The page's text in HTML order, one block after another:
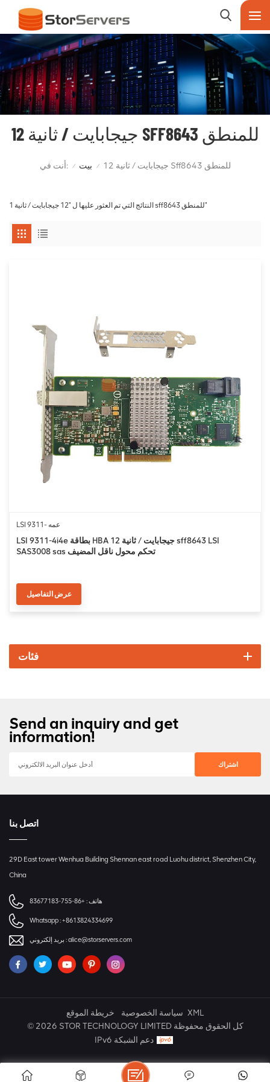
12 جيجابايت / ثانية SFF8643 للمنطق
أنت في: / بيت / 12 جيجابايت / ثانية Sff8643 للمنطق
1 النتائج التي تم العثور عليها ل "12 جيجابايت / ثانية sff8643 للمنطق"
LSI 9311- عمه
LSI 9311-4i4e بطاقة HBA 12 جيجابايت / ثانية sff8643 LSI
SAS3008 sas تحكم محول ناقل المضيف
عرض التفاصيل
فئات
Send an inquiry and get
information!
اتصل بنا
29D East tower Wenhua Building Shennan east road Luohu district, Shenzhen City,
China
هاتف : +86-755-83677183
Whatsapp :+8613824334699
بريد إلكتروني :alice@storservers.com
خريطة الموقع سياسة الخصوصية XML
© 2026 STOR TECHNOLOGY LIMITED كل الحقوق محفوظة
IPv6 دعم الشبكة